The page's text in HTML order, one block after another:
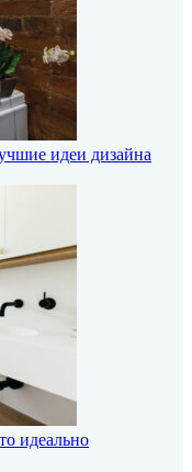
идеи дизайна
идеально